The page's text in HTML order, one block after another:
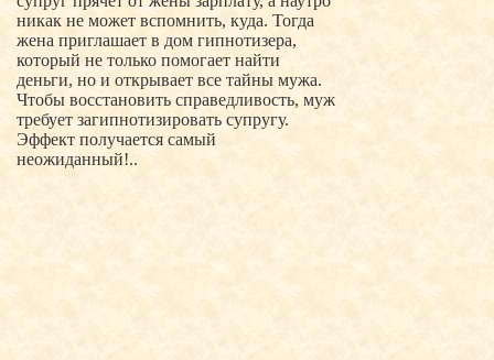
никак не может вспомнить, куда. Тогда
жена приглашает в дом гипнотизера,
который не только помогает найти
деньги, но и открывает все тайны мужа.
Чтобы восстановить справедливость, муж
требует загипнотизировать супругу.
Эффект получается самый
неожиданный!..